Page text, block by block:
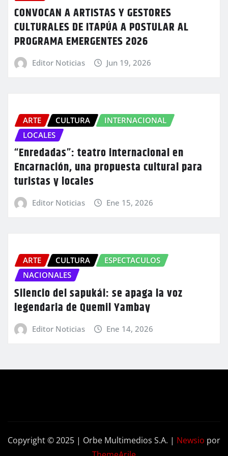
CONVOCAN A ARTISTAS Y GESTORES
CULTURALES DE ITAPÚA A POSTULAR AL
PROGRAMA EMERGENTES 2026
Editor Noticias Jun 19, 2026
ARTE CULTURA
INTERNACIONAL
LOCALES
“Enredadas”: teatro internacional en
Encarnación, una propuesta cultural para
turistas y locales
Editor Noticias Ene 15, 2026
ARTE CULTURA
ESPECTACULOS
NACIONALES
Silencio del sapukái: se apaga la voz
legendaria de Quemil Yambay
Editor Noticias Ene 14, 2026
Copyright © 2025 | Orbe Multimedios S.A. | Newsio por